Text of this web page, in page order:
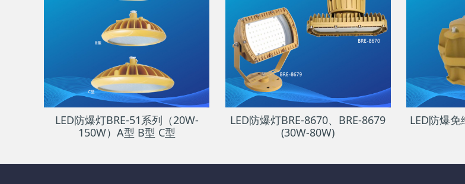
LED防爆灯BRE-51系列（20W-
150W）A型 B型 C型
LED防爆灯BRE-8670、BRE-8679
(30W-80W)
LED防爆